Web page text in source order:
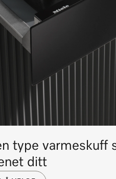
type varmeskuff
ditt